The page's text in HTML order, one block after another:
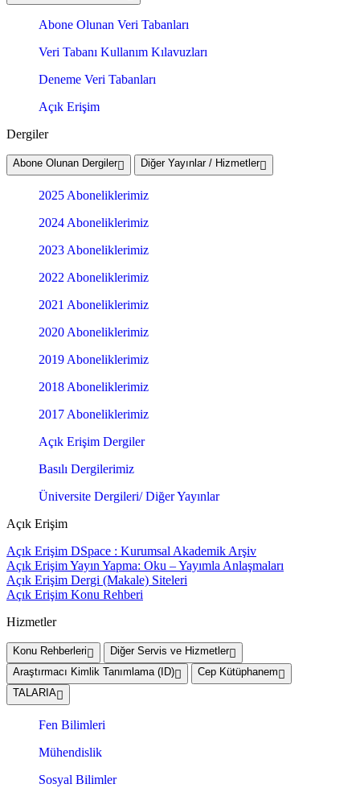
Abone Olunan Veri Tabanları
Veri Tabanı Kullanım Kılavuzları
Deneme Veri Tabanları
Açık Erişim
Dergiler
Abone Olunan Dergiler Diğer Yayınlar / Hizmetler
2025 Aboneliklerimiz
2024 Aboneliklerimiz
2023 Aboneliklerimiz
2022 Aboneliklerimiz
2021 Aboneliklerimiz
2020 Aboneliklerimiz
2019 Aboneliklerimiz
2018 Aboneliklerimiz
2017 Aboneliklerimiz
Açık Erişim Dergiler
Basılı Dergilerimiz
Üniversite Dergileri/ Diğer Yayınlar
Açık Erişim
Açık Erişim DSpace : Kurumsal Akademik Arşiv
Açık Erişim Yayın Yapma: Oku – Yayımla Anlaşmaları
Açık Erişim Dergi (Makale) Siteleri
Açık Erişim Konu Rehberi
Hizmetler
Konu Rehberleri
Diğer Servis ve Hizmetler
Araştırmacı Kimlik Tanımlama (ID)
Cep Kütüphanem
TALARIA
Fen Bilimleri
Mühendislik
Sosyal Bilimler